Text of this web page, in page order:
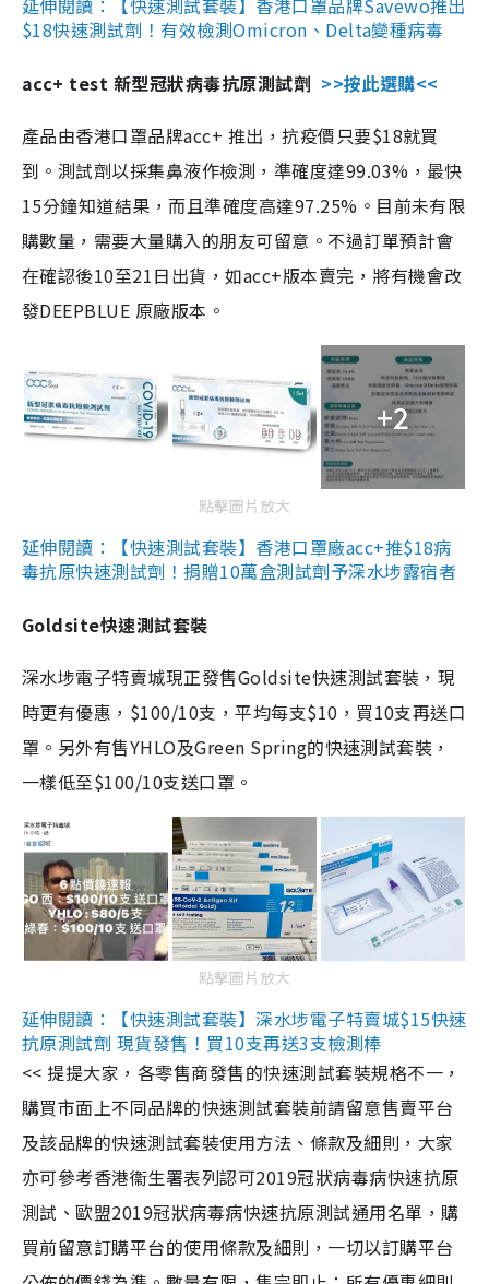
延伸閱讀：【快速測試套裝】香港口罩品牌Savewo推出
$18快速測試劑！有效檢測Omicron、Delta變種病毒
acc+ test 新型冠狀病毒抗原測試劑 >>按此選購<<
產品由香港口罩品牌acc+ 推出，抗疫價只要$18就買
到。測試劑以採集鼻液作檢測，準確度達99.03%，最快
15分鐘知道結果，而且準確度高達97.25%。目前未有限
購數量，需要大量購入的朋友可留意。不過訂單預計會
在確認後10至21日出貨，如acc+版本賣完，將有機會改
發DEEPBLUE 原廠版本。
+2
點擊圖片放大
延伸閱讀：【快速測試套裝】香港口罩廠acc+推$18病
毒抗原快速測試劑！捐贈10萬盒測試劑予深水埗露宿者
Goldsite快速測試套裝
深水埗電子特賣城現正發售Goldsite快速測試套裝，現
時更有優惠，$100/10支，平均每支$10，買10支再送口
罩。另外有售YHLO及Green Spring的快速測試套裝，
一樣低至$100/10支送口罩。
點擊圖片放大
延伸閱讀：【快速測試套裝】深水埗電子特賣城$15快速
抗原測試劑 現貨發售！買10支再送3支檢測棒
<< 提提大家，各零售商發售的快速測試套裝規格不一，
購買市面上不同品牌的快速測試套裝前請留意售賣平台
及該品牌的快速測試套裝使用方法、條款及細則，大家
亦可參考香港衞生署表列認可2019冠狀病毒病快速抗原
測試、歐盟2019冠狀病毒病快速抗原測試通用名單，購
買前留意訂購平台的使用條款及細則，一切以訂購平台